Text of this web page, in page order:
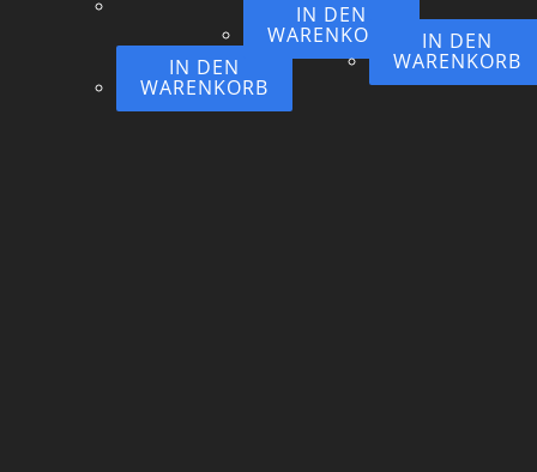
IN DEN
WARENKORB
IN DEN
WARENKORB IN DEN
WARENKORB